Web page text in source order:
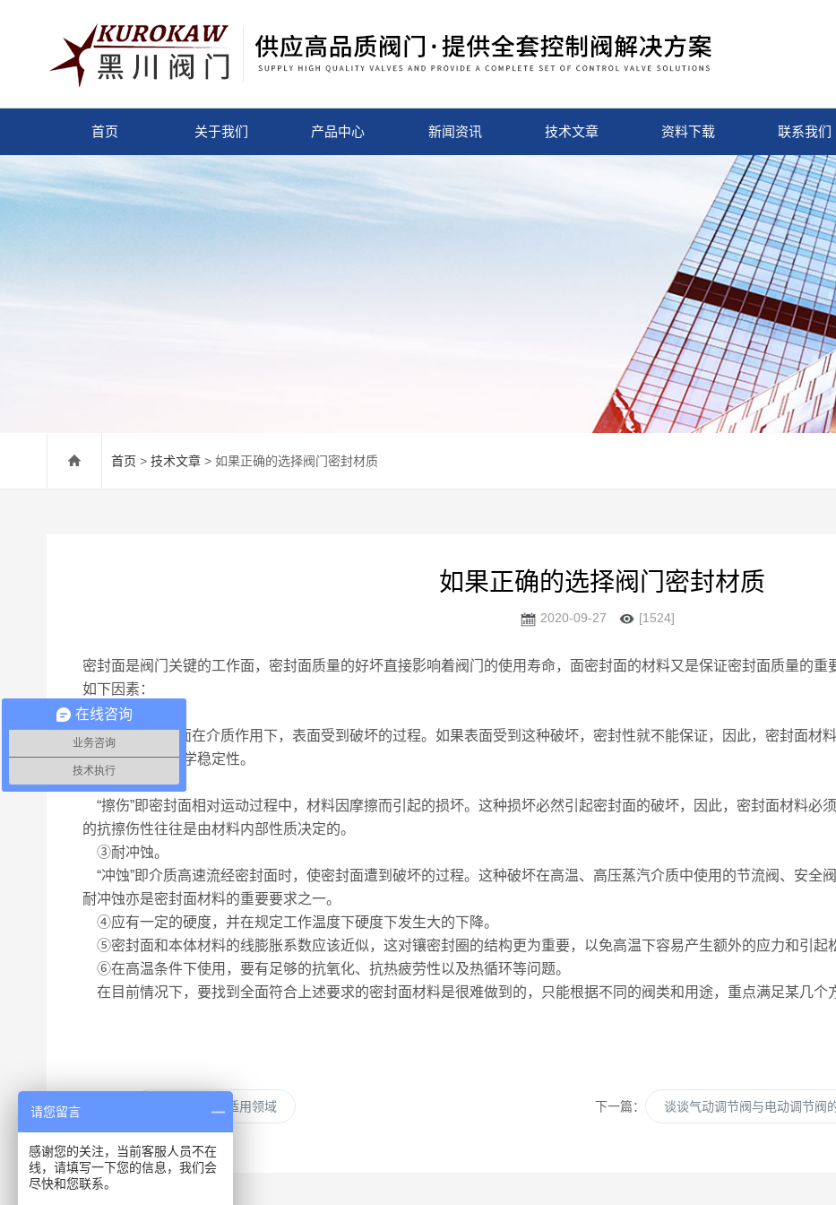
首页 关于我们 产品中心 新闻资讯 技术文章 资料下载 联系我们
首页 > 技术文章 > 如果正确的选择阀门密封材质
如果正确的选择阀门密封材质
2020-09-27 [1524]
密封面是阀门关键的工作面，密封面质量的好坏直接影响着阀门的使用寿命，面密封面的材料又是保证密封面质量的
如下因素：
①耐腐蚀。
“腐蚀”即密封面在介质作用下，表面受到破坏的过程。如果表面受到这种破坏，密封性就不能保证，因此，密封面材
料的万分及其化学稳定性。
②抗擦伤。
“擦伤”即密封面相对运动过程中，材料因摩擦而引起的损坏。这种损坏必然引起密封面的破坏，因此，密封面材料必
的抗擦伤性往往是由材料内部性质决定的。
③耐冲蚀。
“冲蚀”即介质高速流经密封面时，使密封面遭到破坏的过程。这种破坏在高温、高压蒸汽介质中使用的节流阀、安全
耐冲蚀亦是密封面材料的重要要求之一。
④应有一定的硬度，并在规定工作温度下硬度下发生大的下降。
⑤密封面和本体材料的线膨胀系数应该近似，这对镶密封圈的结构更为重要，以免高温下容易产生额外的应力和引起
⑥在高温条件下使用，要有足够的抗氧化、抗热疲劳性以及热循环等问题。
在目前情况下，要找到全面符合上述要求的密封面材料是很难做到的，只能根据不同的阀类和用途，重点满足某几个
电动开关阀门适用领域 下一篇： 谈谈气动调节阀与电动调节阀
在线咨询
业务咨询
技术执行
请您留言
感谢您的关注，当前客服人员不在
线，请填写一下您的信息，我们会
尽快和您联系。